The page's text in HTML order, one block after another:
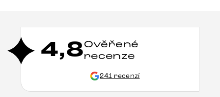
4,8Ověřené
recenze
241 recenzí